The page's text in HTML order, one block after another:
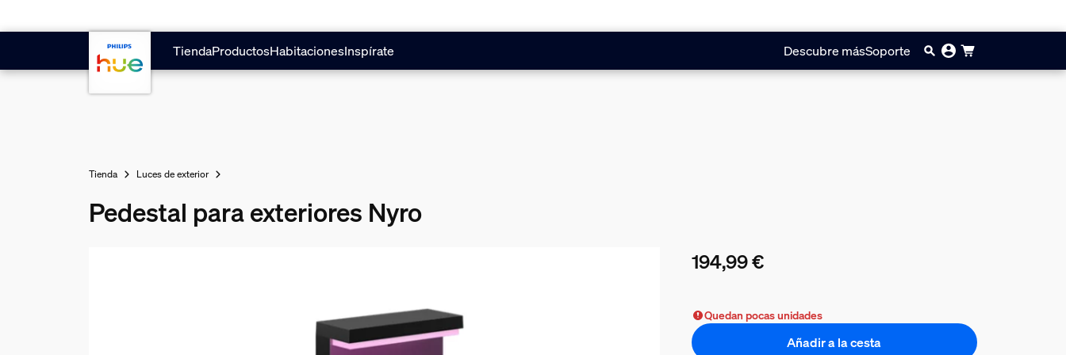
TiendaProductosHabitacionesInspírate Descubre másSoporte
Tienda Luces de exterior
Pedestal para exteriores Nyro
194,99 €
Quedan pocas unidades
Añadir a la cesta